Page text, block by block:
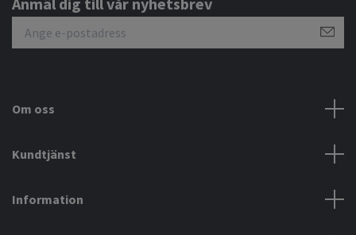
Om oss
Kundtjänst
Information